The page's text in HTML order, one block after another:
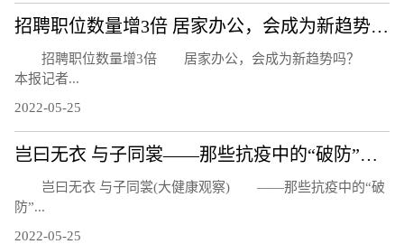
招聘职位数量增3倍 居家办公，会成为新趋势吗？
招聘职位数量增3倍 居家办公，会成为新趋势吗？
本报记者...
2022-05-25
岂曰无衣 与子同裳——那些抗疫中的“破防”瞬间
岂曰无衣 与子同裳(大健康观察) ——那些抗疫中的“破
防”...
2022-05-25